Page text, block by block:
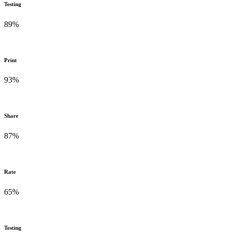
Testing
89%
Print
93%
Share
87%
Rate
65%
Testing